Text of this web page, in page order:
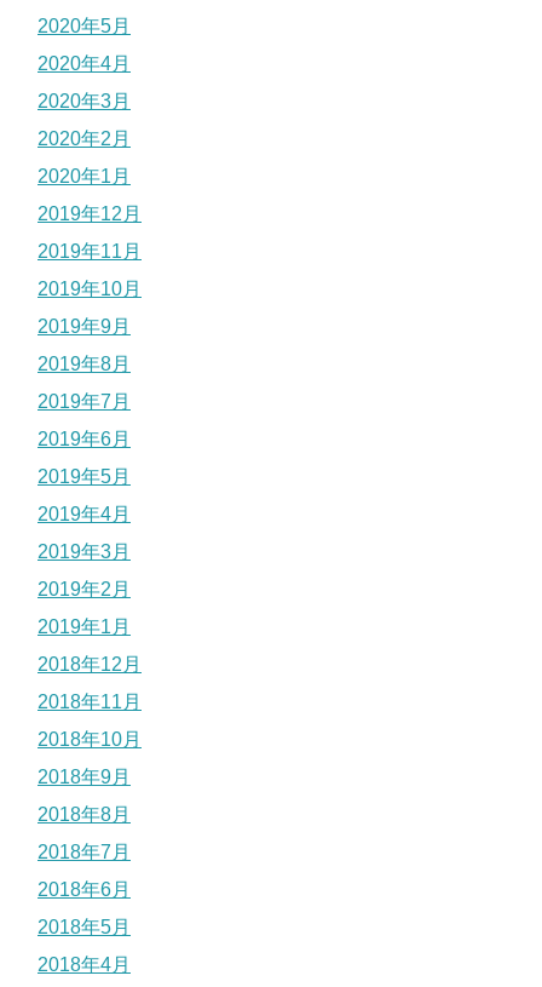
2020年5月
2020年4月
2020年3月
2020年2月
2020年1月
2019年12月
2019年11月
2019年10月
2019年9月
2019年8月
2019年7月
2019年6月
2019年5月
2019年4月
2019年3月
2019年2月
2019年1月
2018年12月
2018年11月
2018年10月
2018年9月
2018年8月
2018年7月
2018年6月
2018年5月
2018年4月